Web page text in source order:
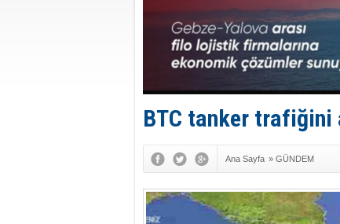
BTC tanker trafiğini
Ana Sayfa » GÜNDEM